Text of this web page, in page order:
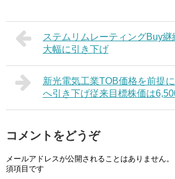
ステムリムレーティングBuy
大幅に引き下げ
新光電気工業TOB価格を前提
へ引き下げ従来目標株価は
コメントをどうぞ
メールアドレスが公開されることはありません。
須項目です